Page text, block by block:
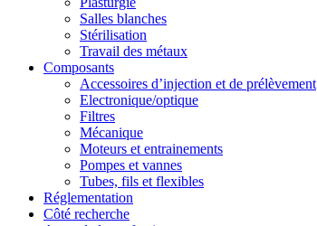
Salles blanches
Stérilisation
Travail des métaux
Composants
Accessoires d’injection et de prélèvement
Electronique/optique
Filtres
Mécanique
Moteurs et entrainements
Pompes et vannes
Tubes, fils et flexibles
Réglementation
Côté recherche